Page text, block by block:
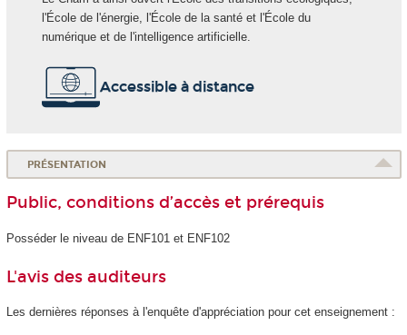
l'École de l'énergie, l'École de la santé et l'École du
numérique et de l'intelligence artificielle.
Accessible à distance
PRÉSENTATION
Public, conditions d’accès et prérequis
Posséder le niveau de ENF101 et ENF102
L'avis des auditeurs
Les dernières réponses à l'enquête d'appréciation pour cet enseignement :